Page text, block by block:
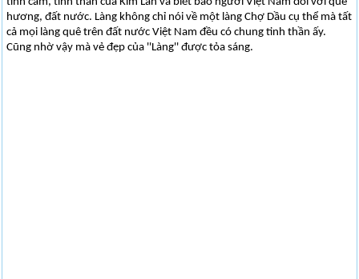
hương, đất nước. Làng không chỉ nói về một làng Chợ Dầu cụ thể mà tất
cả mọi làng quê trên đất nước Việt Nam đều có chung tinh thần ấy.
Cũng nhờ vậy mà vẻ đẹp của ''Làng'' được tỏa sáng.